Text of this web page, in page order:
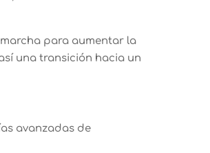
para aumentar la
una transición hacia un
avanzadas de